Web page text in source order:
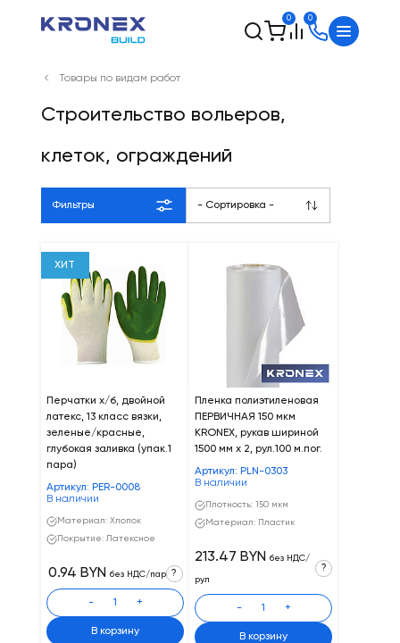
0 0
Товары по видам работ
Строительство вольеров,
клеток, ограждений
Фильтры - Сортировка -
ХИТ
Перчатки х/б, двойной
латекс, 13 класс вязки,
зеленые/красные,
глубокая заливка (упак.1
пара)
Артикул: PER-0008
В наличии
Материал: Хлопок
Покрытие: Латексное
0.94 BYN без НДС/пар ?
- +
В корзину
Пленка полиэтиленовая
ПЕРВИЧНАЯ 150 мкм
KRONEX, рукав шириной
1500 мм х 2, рул.100 м.пог.
Артикул: PLN-0303
В наличии
Плотность: 150 мкм
Материал: Пластик
213.47 BYN без НДС/
рул
?
- +
В корзину